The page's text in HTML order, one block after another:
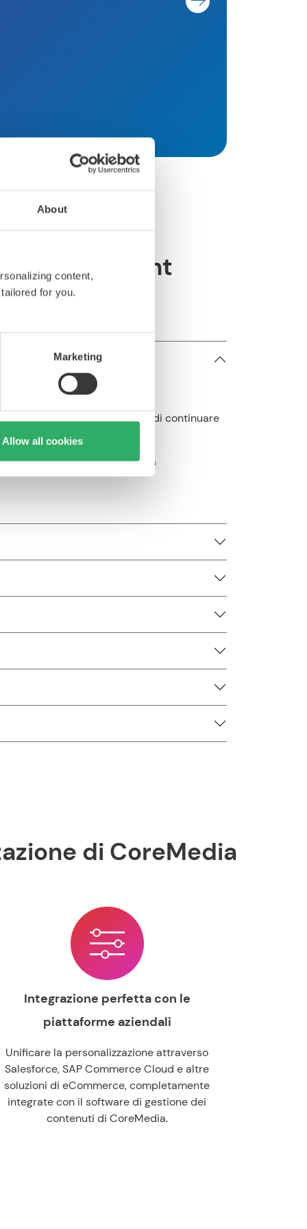
About
content,
for you.
Marketing
Allow all cookies
per il content
sapere che li conoscete e di continuare
personalized experiences
di CoreMedia
Integrazione perfetta con le
piattaforme aziendali
Unificare la personalizzazione attraverso
Salesforce, SAP Commerce Cloud e altre
soluzioni di eCommerce, completamente
integrate con il software di gestione dei
contenuti di CoreMedia.